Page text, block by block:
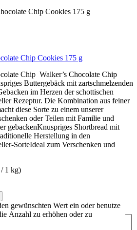
Chip Cookies 175 g
Chip Walker’s Chocolate Chip
Buttergebäck mit zartschmelzenden
im Herzen der schottischen
Rezeptur. Die Kombination aus feiner
diese Sorte zu einem unserer
oder Teilen mit Familie und
gebackenKnuspriges Shortbread mit
Herstellung in den
SorteIdeal zum Verschenken und
1 kg)
gewünschten Wert ein oder benutze
Anzahl zu erhöhen oder zu